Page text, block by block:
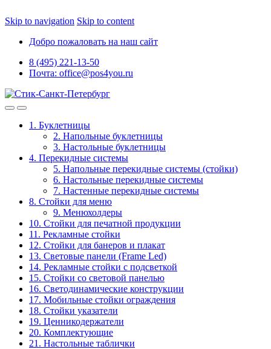
Skip to navigation Skip to content
Добро пожаловать на наш сайт
8 (495) 221-13-50
Почта: office@pos4you.ru
1. Буклетницы
2. Напольные буклетницы
3. Настольные буклетницы
4. Перекидные системы
5. Напольные перекидные системы (стойки)
6. Настольные перекидные системы
7. Настенные перекидные системы
8. Стойки для меню
9. Менюхолдеры
10. Стойки для печатной продукции
11. Рекламные стойки
12. Стойки для банеров и плакат
13. Световые панели (Frame Led)
14. Рекламные стойки с подсветкой
15. Стойки со световой панелью
16. Светодинамические конструкции
17. Мобильные стойки ограждения
18. Стойки указатели
19. Ценникодержатели
20. Комплектующие
21. Настольные таблички